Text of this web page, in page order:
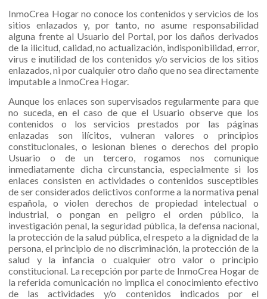
InmoCrea Hogar no conoce los contenidos y servicios de los
sitios enlazados y, por tanto, no asume responsabilidad
alguna frente al Usuario del Portal, por los daños derivados
de la ilicitud, calidad, no actualización, indisponibilidad, error,
virus e inutilidad de los contenidos y/o servicios de los sitios
enlazados, ni por cualquier otro daño que no sea directamente
imputable a InmoCrea Hogar.
Aunque los enlaces son supervisados regularmente para que
no suceda, en el caso de que el Usuario observe que los
contenidos o los servicios prestados por las páginas
enlazadas son ilícitos, vulneran valores o principios
constitucionales, o lesionan bienes o derechos del propio
Usuario o de un tercero, rogamos nos comunique
inmediatamente dicha circunstancia, especialmente si los
enlaces consisten en actividades o contenidos susceptibles
de ser considerados delictivos conforme a la normativa penal
española, o violen derechos de propiedad intelectual o
industrial, o pongan en peligro el orden público, la
investigación penal, la seguridad pública, la defensa nacional,
la protección de la salud pública, el respeto a la dignidad de la
persona, el principio de no discriminación, la protección de la
salud y la infancia o cualquier otro valor o principio
constitucional. La recepción por parte de InmoCrea Hogar de
la referida comunicación no implica el conocimiento efectivo
de las actividades y/o contenidos indicados por el